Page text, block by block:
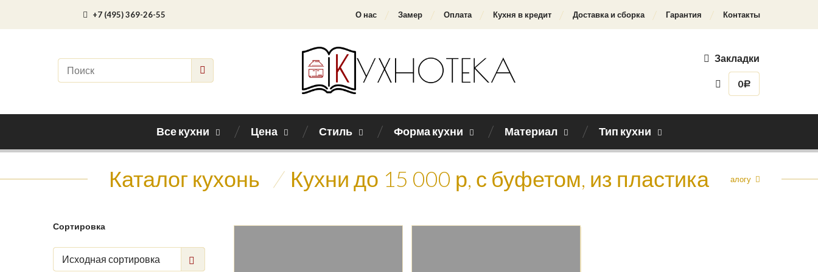
+7 (495) 369-26-55 О нас Замер Оплата Кухня в кредит Доставка и сборка Гарантия Контакты
Закладки
0Р
Все кухни Цена Стиль Форма кухни Материал Тип кухни
Каталог кухонь / Кухни до 15 000 р, с буфетом, из пластикаНазад к каталогу
Сортировка
Исходная сортировка